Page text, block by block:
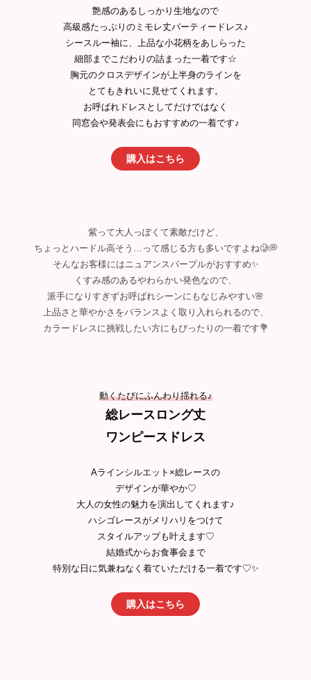
艶感のあるしっかり生地なので
高級感たっぷりのミモレ丈パーティードレス♪
シースルー袖に、上品な小花柄をあしらった
細部までこだわりの詰まった一着です☆
胸元のクロスデザインが上半身のラインを
とてもきれいに見せてくれます。
お呼ばれドレスとしてだけではなく
同窓会や発表会にもおすすめの一着です♪
購入はこちら
紫って大人っぽくて素敵だけど、
ちょっとハードル高そう…って感じる方も多いですよね🥲💭
そんなお客様にはニュアンスパープルがおすすめ✨
くすみ感のあるやわらかい発色なので、
派手になりすぎずお呼ばれシーンにもなじみやすい🌸
上品さと華やかさをバランスよく取り入れられるので、
カラードレスに挑戦したい方にもぴったりの一着です💐
動くたびにふんわり揺れる♪
総レースロング丈
ワンピースドレス
Aラインシルエット×総レースの
デザインが華やか♡
大人の女性の魅力を演出してくれます♪
ハシゴレースがメリハリをつけて
スタイルアップも叶えます♡
結婚式からお食事会まで
特別な日に気兼ねなく着ていただける一着です♡✨
購入はこちら